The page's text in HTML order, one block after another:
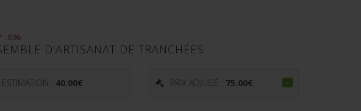
: 696
D'ARTISANAT DE TRANCHÉES
ESTIMATION : 40.00€ PRIX ADJUGÉ : 75.00€